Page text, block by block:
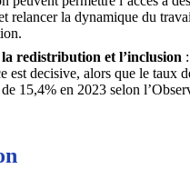
relancer la dynamique du
redistribution et l’inclusion
est decisive, alors que le taux
15,4% en 2023 selon